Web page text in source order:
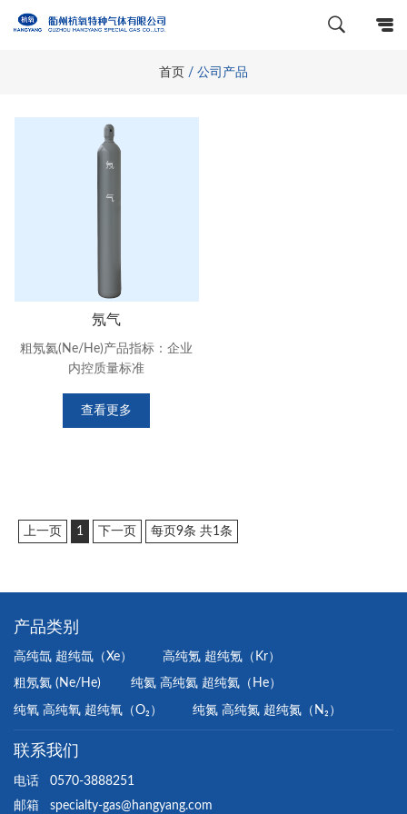
首页 / 公司产品
氖气
粗氖氦(Ne/He)产品指标：企业
内控质量标准
查看更多
上一页 1 下一页 每页9条 共1 条
产品类别
高纯氙 超纯氙（Xe） 高纯氪 超纯氪（Kr）
粗氖氦 (Ne/He) 纯氦 高纯氦 超纯氦（He）
纯氧 高纯氧 超纯氧（O₂） 纯氮 高纯氮 超纯氮（N₂）
联系我们
电话
0570-3888251
邮箱
specialty-gas@hangyang.com